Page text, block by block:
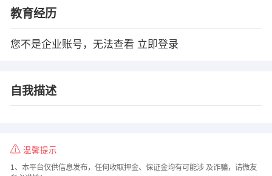
教育经历
您不是企业账号，无法查看 立即登录
自我描述
温馨提示
1、本平台仅供信息发布，任何收取押金、保证金均有可能涉 及诈骗，请微友